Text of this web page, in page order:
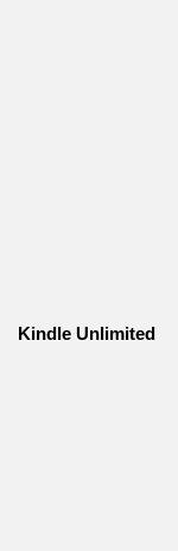
Kindle Unlimited